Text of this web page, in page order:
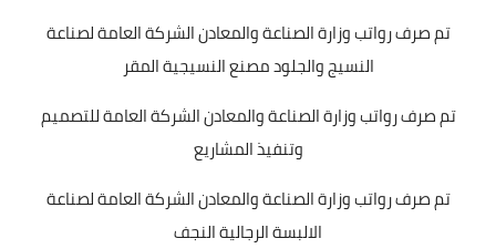
تم صرف رواتب وزارة الصناعة والمعادن الشركة العامة لصناعة
النسيج والجلود مصنع النسيجية المقر
تم صرف رواتب وزارة الصناعة والمعادن الشركة العامة للتصميم
وتنفيذ المشاريع
تم صرف رواتب وزارة الصناعة والمعادن الشركة العامة لصناعة
الالبسة الرجالية النجف